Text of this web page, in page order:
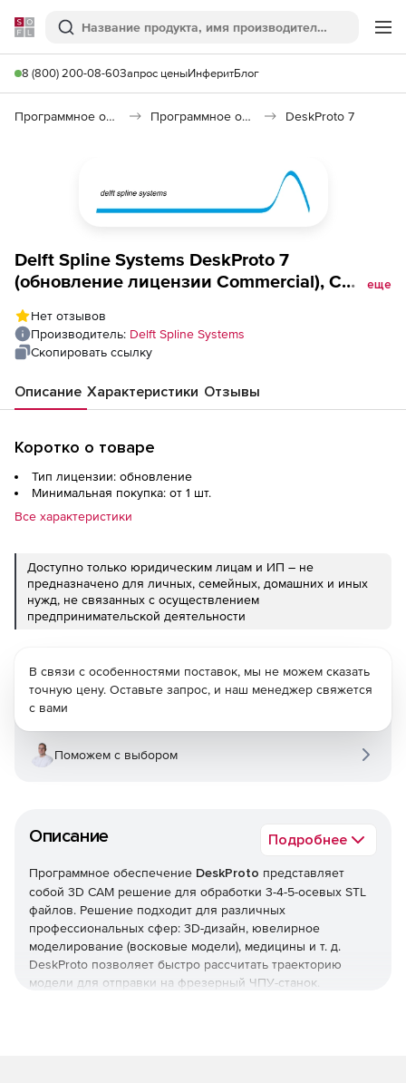
Softline
Поиск
8 (800) 200-08-60Запрос ценыИнферитБлог
Программное обеспечение для графики и дизайна Программное обеспечение для 3D графики DeskProto 7
Delft Spline Systems DeskProto 7
(обновление лицензии Commercial), С
Comm
еще
Нет отзывов
Производитель: Delft Spline Systems
Скопировать ссылку
Описание Характеристики Отзывы
Коротко о товаре
Тип лицензии: обновление
Минимальная покупка: от 1 шт.
Все характеристики
Доступно только юридическим лицам и ИП – не
предназначено для личных, семейных, домашних и иных
нужд, не связанных с осуществлением
предпринимательской деятельности
Описание Подробнее
Программное обеспечение DeskProto представляет
собой 3D CAM решение для обработки 3-4-5-осевых STL
файлов. Решение подходит для различных
профессиональных сфер: 3D-дизайн, ювелирное
моделирование (восковые модели), медицины и т. д.
DeskProto позволяет быстро рассчитать траекторию
модели для отправки на фрезерный ЧПУ-станок.
В связи с особенностями поставок, мы не можем сказать
точную цену. Оставьте запрос, и наш менеджер свяжется
с вами
Поможем с выбором